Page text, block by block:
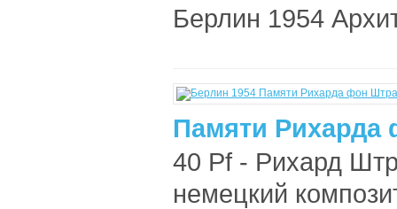
Берлин 1954
Памяти Рихарда
40 Pf - Рихард
немецкий